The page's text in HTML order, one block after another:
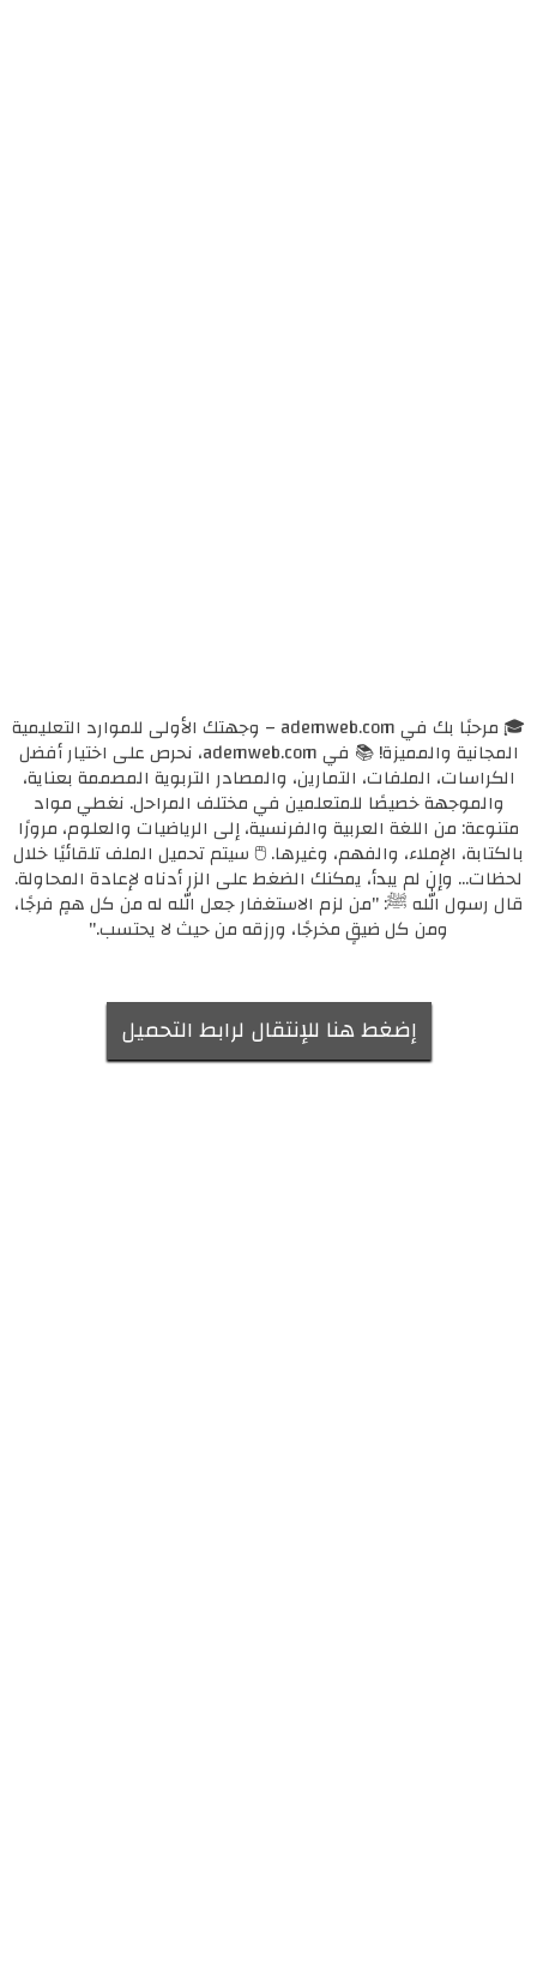
🎓 مرحبًا بك في ademweb.com – وجهتك الأولى للموارد التعليمية
المجانية والمميزة! 📚 في ademweb.com، نحرص على اختيار أفضل
الكراسات، الملفات، التمارين، والمصادر التربوية المصممة بعناية،
والموجهة خصيصًا للمتعلمين في مختلف المراحل. نغطي مواد
متنوعة: من اللغة العربية والفرنسية، إلى الرياضيات والعلوم، مرورًا
بالكتابة، الإملاء، والفهم، وغيرها. 🖱️ سيتم تحميل الملف تلقائيًا خلال
لحظات... وإن لم يبدأ، يمكنك الضغط على الزر أدناه لإعادة المحاولة.
قال رسول الله ﷺ: "من لزم الاستغفار جعل الله له من كل همٍ فرجًا،
ومن كل ضيقٍ مخرجًا، ورزقه من حيث لا يحتسب."
إضغط هنا للإنتقال لرابط التحميل